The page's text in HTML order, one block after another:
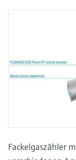
Fackelgaszähler